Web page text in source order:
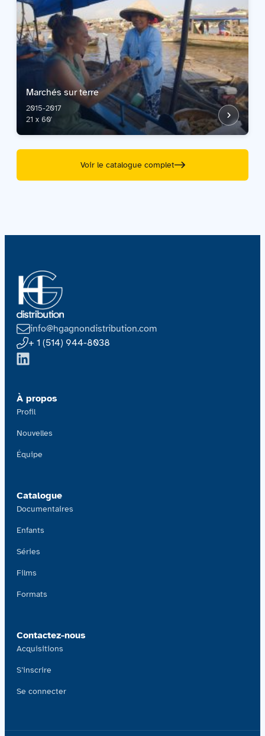
Marchés sur terre
2015-2017
21 x 60'
Voir le catalogue complet
info@hgagnondistribution.com
+ 1 (514) 944-8038
À propos
Profil
Nouvelles
Équipe
Catalogue
Documentaires
Enfants
Séries
Films
Formats
Contactez-nous
Acquisitions
S’inscrire
Se connecter